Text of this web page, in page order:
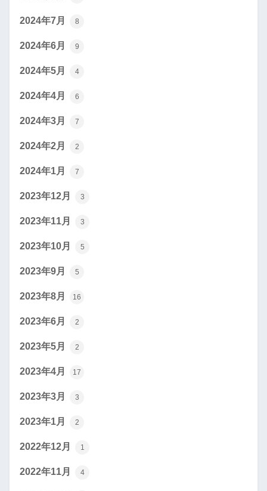
2024年7月 8
2024年6月 9
2024年5月 4
2024年4月 6
2024年3月 7
2024年2月 2
2024年1月 7
2023年12月 3
2023年11月 3
2023年10月 5
2023年9月 5
2023年8月 16
2023年6月 2
2023年5月 2
2023年4月 17
2023年3月 3
2023年1月 2
2022年12月 1
2022年11月 4